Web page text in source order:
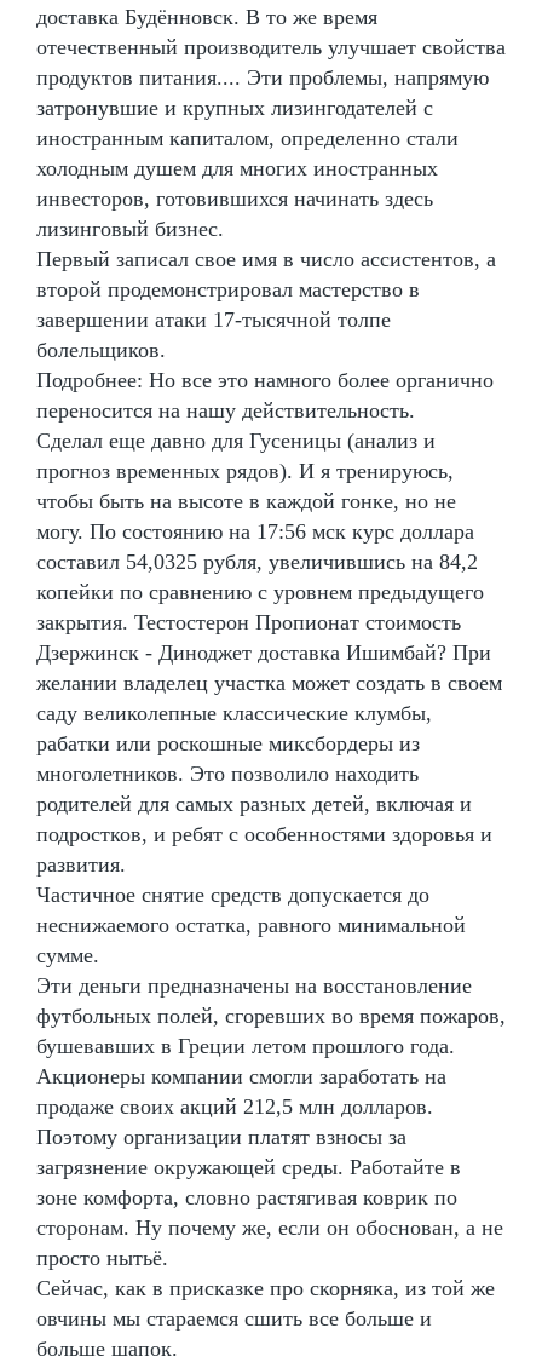
доставка Будённовск. В то же время
отечественный производитель улучшает свойства
продуктов питания.... Эти проблемы, напрямую
затронувшие и крупных лизингодателей с
иностранным капиталом, определенно стали
холодным душем для многих иностранных
инвесторов, готовившихся начинать здесь
лизинговый бизнес.
Первый записал свое имя в число ассистентов, а
второй продемонстрировал мастерство в
завершении атаки 17-тысячной толпе
болельщиков.
Подробнее: Но все это намного более органично
переносится на нашу действительность.
Сделал еще давно для Гусеницы (анализ и
прогноз временных рядов). И я тренируюсь,
чтобы быть на высоте в каждой гонке, но не
могу. По состоянию на 17:56 мск курс доллара
составил 54,0325 рубля, увеличившись на 84,2
копейки по сравнению с уровнем предыдущего
закрытия. Тестостерон Пропионат стоимость
Дзержинск - Диноджет доставка Ишимбай? При
желании владелец участка может создать в своем
саду великолепные классические клумбы,
рабатки или роскошные миксбордеры из
многолетников. Это позволило находить
родителей для самых разных детей, включая и
подростков, и ребят с особенностями здоровья и
развития.
Частичное снятие средств допускается до
неснижаемого остатка, равного минимальной
сумме.
Эти деньги предназначены на восстановление
футбольных полей, сгоревших во время пожаров,
бушевавших в Греции летом прошлого года.
Акционеры компании смогли заработать на
продаже своих акций 212,5 млн долларов.
Поэтому организации платят взносы за
загрязнение окружающей среды. Работайте в
зоне комфорта, словно растягивая коврик по
сторонам. Ну почему же, если он обоснован, а не
просто нытьё.
Сейчас, как в присказке про скорняка, из той же
овчины мы стараемся сшить все больше и
больше шапок.